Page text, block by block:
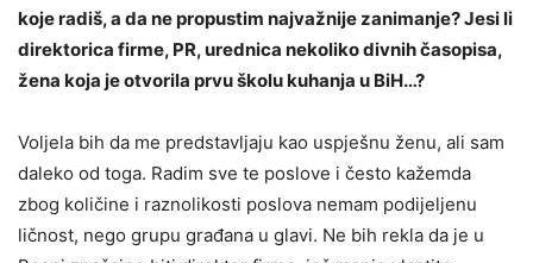
koje radiš, a da ne propustim najvažnije zanimanje? Jesi li
direktorica firme, PR, urednica nekoliko divnih časopisa,
žena koja je otvorila prvu školu kuhanja u BiH…?
Voljela bih da me predstavljaju kao uspješnu ženu, ali sam
daleko od toga. Radim sve te poslove i često kažemda
zbog količine i raznolikosti poslova nemam podijeljenu
ličnost, nego grupu građana u glavi. Ne bih rekla da je u